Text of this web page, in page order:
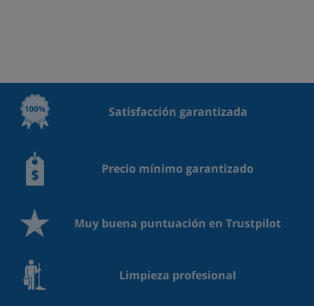
Satisfacción garantizada
Precio mínimo garantizado
Muy buena puntuación en Trustpilot
Limpieza profesional